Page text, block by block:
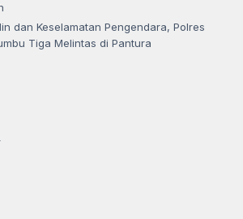
dan Keselamatan Pengendara, Polres
Tiga Melintas di Pantura